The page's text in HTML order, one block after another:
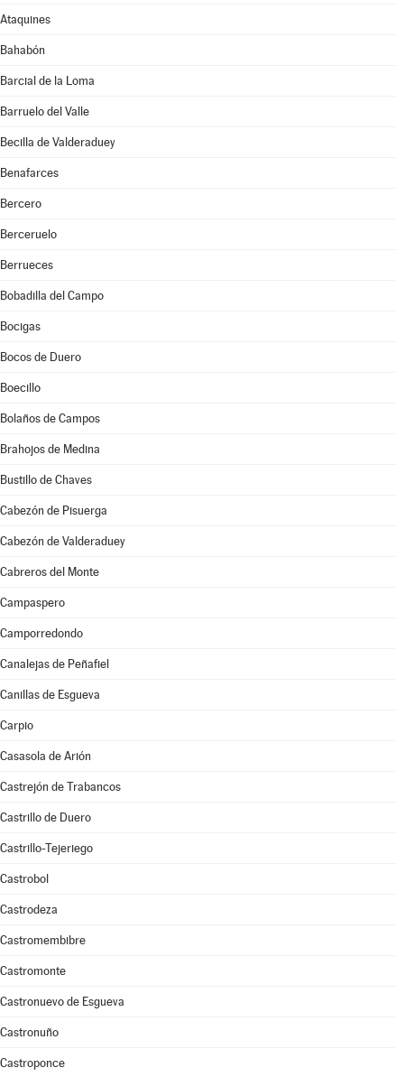
Ataquines
Bahabón
Barcial de la Loma
Barruelo del Valle
Becilla de Valderaduey
Benafarces
Bercero
Berceruelo
Berrueces
Bobadilla del Campo
Bocigas
Bocos de Duero
Boecillo
Bolaños de Campos
Brahojos de Medina
Bustillo de Chaves
Cabezón de Pisuerga
Cabezón de Valderaduey
Cabreros del Monte
Campaspero
Camporredondo
Canalejas de Peñafiel
Canillas de Esgueva
Carpio
Casasola de Arión
Castrejón de Trabancos
Castrillo de Duero
Castrillo-Tejeriego
Castrobol
Castrodeza
Castromembibre
Castromonte
Castronuevo de Esgueva
Castronuño
Castroponce